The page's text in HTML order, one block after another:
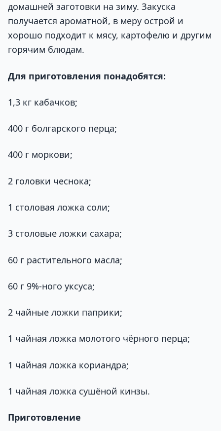
домашней заготовки на зиму. Закуска
получается ароматной, в меру острой и
хорошо подходит к мясу, картофелю и другим
горячим блюдам.
Для приготовления понадобятся:
1,3 кг кабачков;
400 г болгарского перца;
400 г моркови;
2 головки чеснока;
1 столовая ложка соли;
3 столовые ложки сахара;
60 г растительного масла;
60 г 9%-ного уксуса;
2 чайные ложки паприки;
1 чайная ложка молотого чёрного перца;
1 чайная ложка кориандра;
1 чайная ложка сушёной кинзы.
Приготовление